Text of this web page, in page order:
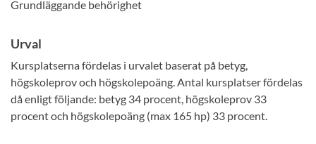
Grundläggande behörighet
Urval
Kursplatserna fördelas i urvalet baserat på betyg,
högskoleprov och högskolepoäng. Antal kursplatser fördelas
då enligt följande: betyg 34 procent, högskoleprov 33
procent och högskolepoäng (max 165 hp) 33 procent.